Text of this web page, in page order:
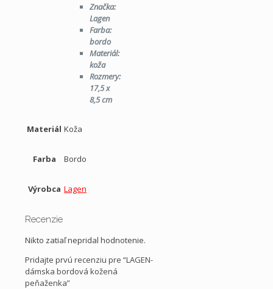
Značka:
Lagen
Farba:
bordo
Materiál:
koža
Rozmery:
17,5 x
8,5 cm
Materiál Koža
Farba Bordo
Výrobca Lagen
Recenzie
Nikto zatiaľ nepridal hodnotenie.
Pridajte prvú recenziu pre “LAGEN-
dámska bordová kožená
peňaženka”